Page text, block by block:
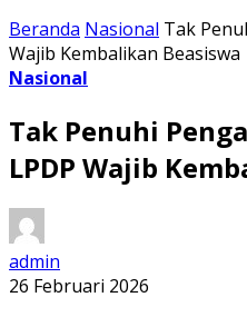
Beranda Nasional Tak
Wajib Kembalikan Beasiswa
Nasional
Tak Penuhi
LPDP Wajib
admin
26 Februari 2026